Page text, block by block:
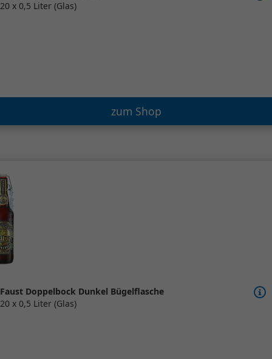
20 x 0,5 Liter (Glas)
zum Shop
Faust Doppelbock Dunkel Bügelflasche
20 x 0,5 Liter (Glas)